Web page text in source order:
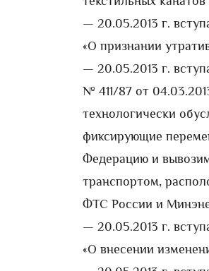
— 20.05.2013 г.
«О признании
— 20.05.2013 г.
№ 411/87 от
технологически
фиксирующие
Федерацию и
транспортом,
ФТС России и
— 20.05.2013 г.
«О внесении